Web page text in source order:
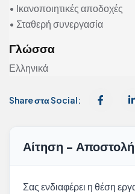
• Ικανοποιητικές αποδοχές
• Σταθερή συνεργασία
Γλώσσα
Ελληνικά
Share στα Social:
Αίτηση - Αποστολή
Σας ενδιαφέρει η θέση